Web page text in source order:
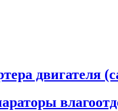
двигателя